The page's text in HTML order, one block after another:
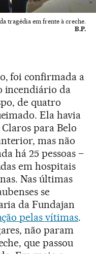
tragédia em frente à creche.
B.P.
foi confirmada a
incendiário da
de quatro
Ela havia
para Belo
mas não
há 25 pessoas –
em hospitais
Nas últimas
se
da Fundajan
pelas vítimas.
não param
que passou